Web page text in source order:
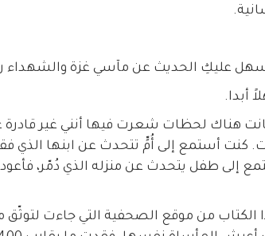
عليكِ الحديث عن مآسي غزة والشهداء رغم فقدك 400
أبدا.
هناك لحظات شعرت فيها أنني غير قادرة
كنت أستمع إلى أُمٍّ تتحدث عن ابنها الذي
إلى طفل يتحدث عن منزله الذي دُمّر، فأعود
الكتاب من موقع الصحفية التي جاءت لتوثّق